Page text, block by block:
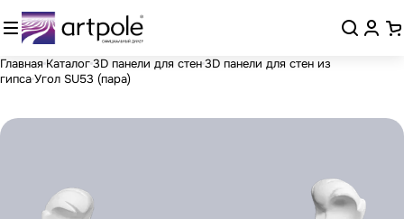
Главная Каталог3D панели для стен3D панели для стен из
гипсаУгол SU53 (пара)